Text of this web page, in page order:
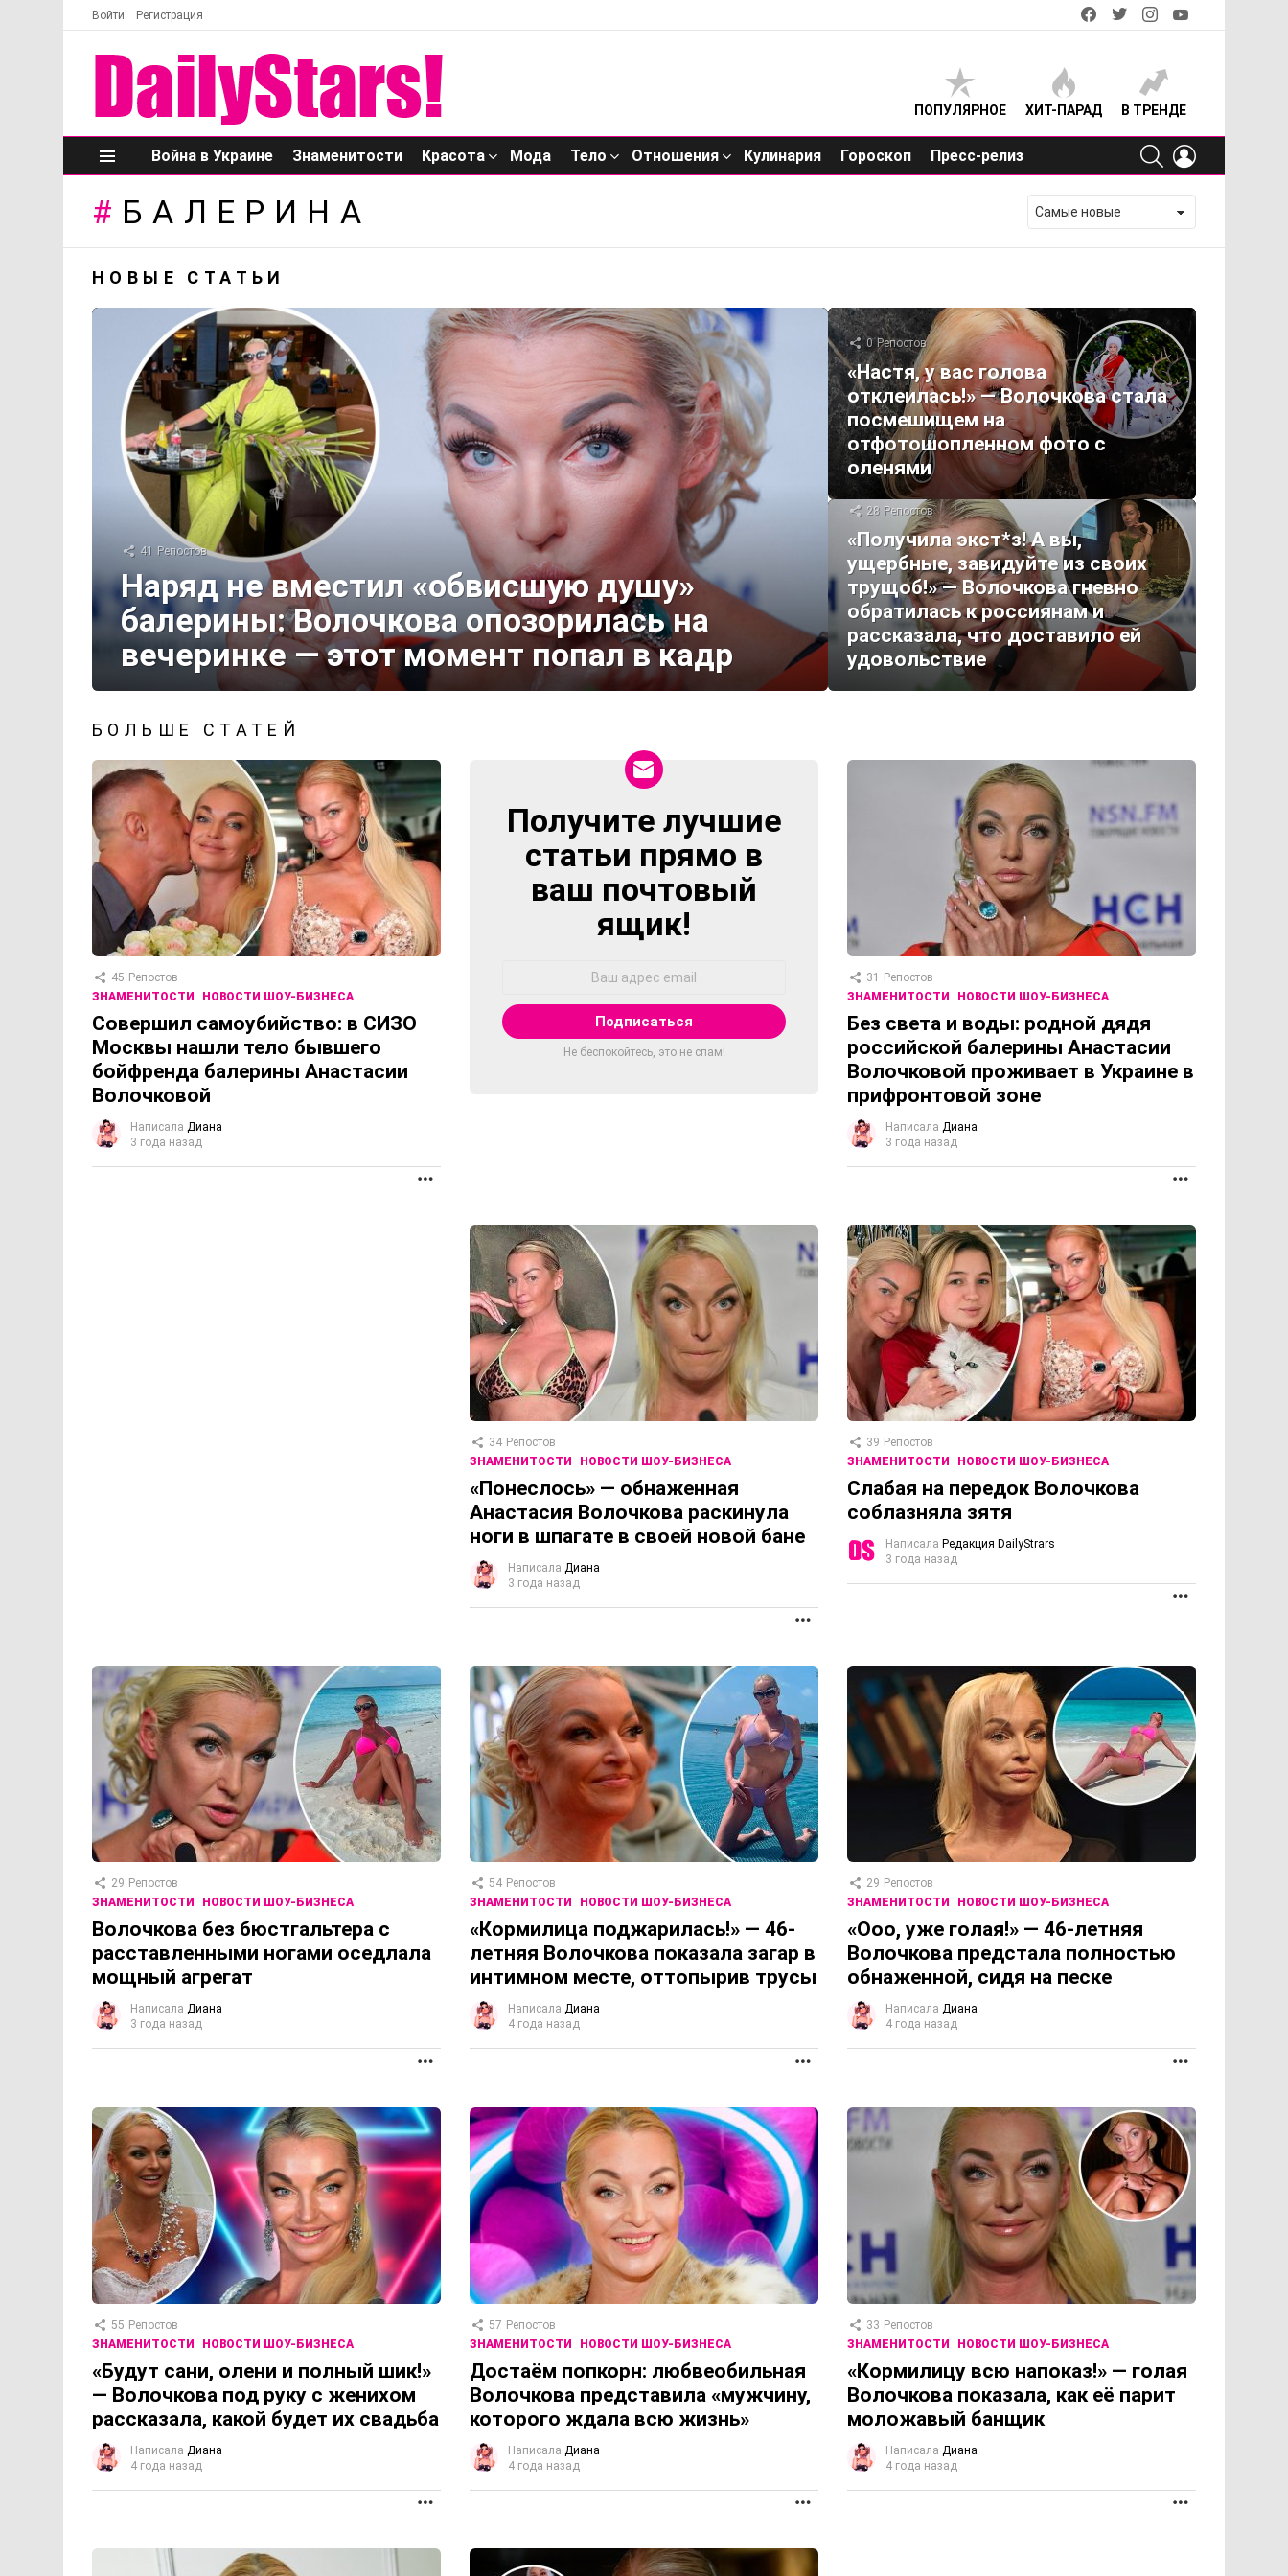
Войти Регистрация
facebooktwitterinstagram
ПОПУЛЯРНОЕ ХИТ-ПАРАД В ТРЕНДЕ
Меню
Война в Украине Знаменитости Красота Мода Тело Отношения Кулинария Гороскоп Пресс-релиз
SEARCH
БАЛЕРИНА
НОВЫЕ СТАТЬИ
41 Репостов
Наряд не вместил «обвисшую душу»
балерины: Волочкова опозорилась на
вечеринке — этот момент попал в кадр
0 Репостов
«Настя, у вас голова
отклеилась!» — Волочкова стала
посмешищем на
отфотошопленном фото с
оленями
28 Репостов
«Получила экст*з! А вы,
ущербные, завидуйте из своих
трущоб!» — Волочкова гневно
обратилась к россиянам и
рассказала, что доставило ей
удовольствие
БОЛЬШЕ СТАТЕЙ
45 Репостов
ЗНАМЕНИТОСТИ
НОВОСТИ ШОУ-БИЗНЕСА
Совершил самоубийство: в СИЗО
Москвы нашли тело бывшего
бойфренда балерины Анастасии
Волочковой
Написала Диана
3 года назад
NEWSLETTER
Получите лучшие
статьи прямо в
ваш почтовый
ящик!
Не беспокойтесь, это не спам!
31
Репостов
ЗНАМЕНИТОСТИ
НОВОСТИ ШОУ-БИЗНЕСА
Без света и воды: родной дядя
российской балерины Анастасии
Волочковой проживает в Украине в
прифронтовой зоне
Написала Диана
3 года назад
34 Репостов
ЗНАМЕНИТОСТИ
НОВОСТИ ШОУ-БИЗНЕСА
«Понеслось» — обнаженная
Анастасия Волочкова раскинула
ноги в шпагате в своей новой бане
Написала Диана
3 года назад
39 Репостов
ЗНАМЕНИТОСТИ
НОВОСТИ ШОУ-БИЗНЕСА
Слабая на передок Волочкова
соблазняла зятя
Написала Редакция DailyStrars
3 года назад
29 Репостов
ЗНАМЕНИТОСТИ
НОВОСТИ ШОУ-БИЗНЕСА
Волочкова без бюстгальтера с
расставленными ногами оседлала
мощный агрегат
Написала Диана
3 года назад
54 Репостов
ЗНАМЕНИТОСТИ
НОВОСТИ ШОУ-БИЗНЕСА
«Кормилица поджарилась!» — 46-
летняя Волочкова показала загар в
интимном месте, оттопырив трусы
Написала Диана
4 года назад
29 Репостов
ЗНАМЕНИТОСТИ
НОВОСТИ ШОУ-БИЗНЕСА
«Ооо, уже голая!» — 46-летняя
Волочкова предстала полностью
обнаженной, сидя на песке
Написала Диана
4 года назад
55 Репостов
ЗНАМЕНИТОСТИ
НОВОСТИ ШОУ-БИЗНЕСА
«Будут сани, олени и полный шик!»
— Волочкова под руку с женихом
рассказала, какой будет их свадьба
Написала Диана
4 года назад
57 Репостов
ЗНАМЕНИТОСТИ
НОВОСТИ ШОУ-БИЗНЕСА
Достаём попкорн: любвеобильная
Волочкова представила «мужчину,
которого ждала всю жизнь»
Написала Диана
4 года назад
33 Репостов
ЗНАМЕНИТОСТИ
НОВОСТИ ШОУ-БИЗНЕСА
«Кормилицу всю напоказ!» — голая
Волочкова показала, как её парит
моложавый банщик
Написала Диана
4 года назад